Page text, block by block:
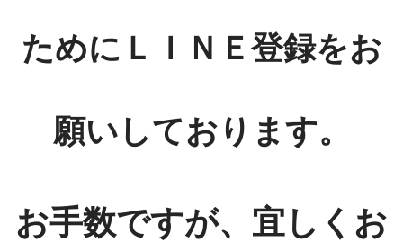
ためにＬＩＮＥ登録をお
願いしております。
お手数ですが、宜しくお